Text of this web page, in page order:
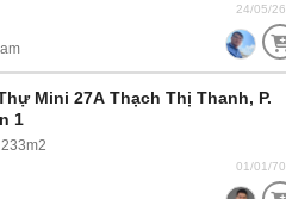
24/05/26
Mini 27A Thạch Thị Thanh, P.
1
01/01/70